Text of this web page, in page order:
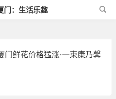
门：生活乐趣
门鲜花价格猛涨·一束康乃馨